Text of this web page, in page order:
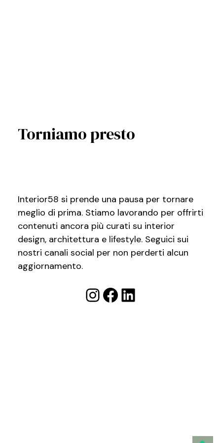
Torniamo presto
Interior58 si prende una pausa per tornare
meglio di prima. Stiamo lavorando per offrirti
contenuti ancora più curati su interior
design, architettura e lifestyle. Seguici sui
nostri canali social per non perderti alcun
aggiornamento.
Instagram
Facebook
LinkedIn